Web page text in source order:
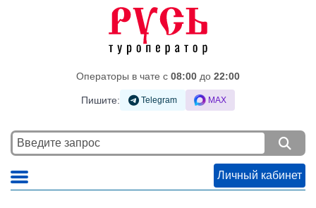
Операторы в чате c 08:00 до 22:00
Пишите: Telegram MAX
Личный кабинет